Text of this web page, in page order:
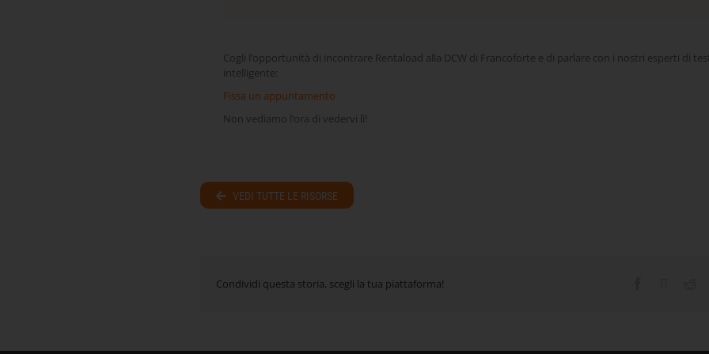
Cogli l’opportunità di incontrare Rentaload alla DCW di Francoforte e di parlare con i nostri esperti di
intelligente:
Fissa un appuntamento
Non vediamo l’ora di vedervi lì!
VEDI TUTTE LE RISORSE
Condividi questa storia, scegli la tua piattaforma!